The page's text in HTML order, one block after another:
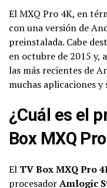
El MXQ Pro 4K, en
con una versión de
preinstalada. Cabe
en octubre de 2015 y,
las más recientes de
muchas aplicaciones
¿Cuál es el
Box MXQ
El TV Box MXQ Pro
procesadorAmlogic